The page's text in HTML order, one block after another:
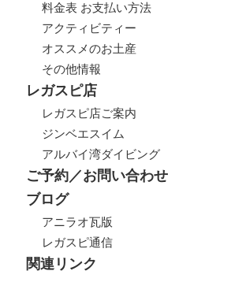
料金表 お支払い方法
アクティビティー
オススメのお土産
その他情報
レガスピ店
レガスピ店ご案内
ジンベエスイム
アルバイ湾ダイビング
ご予約／お問い合わせ
ブログ
アニラオ瓦版
レガスピ通信
関連リンク